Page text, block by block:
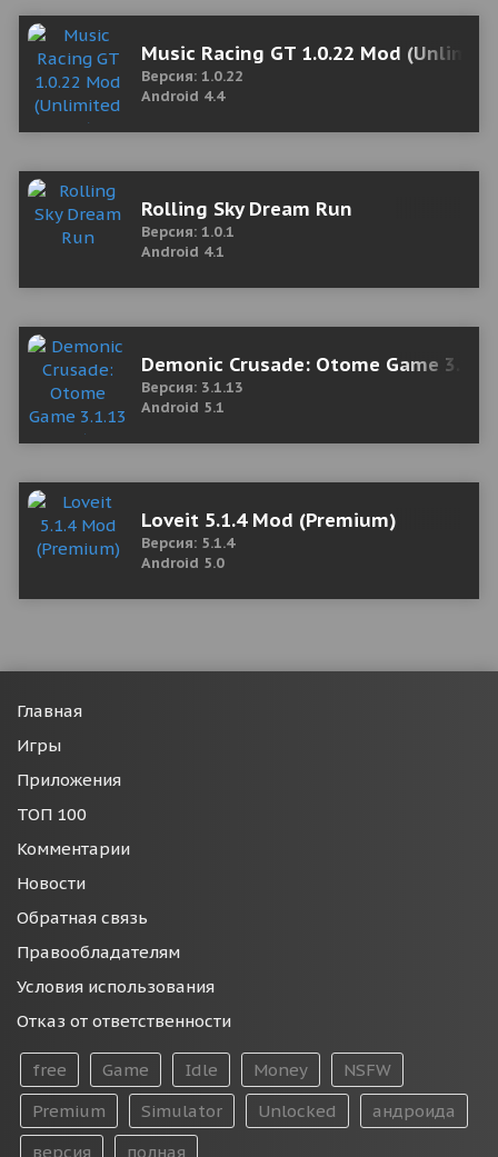
Music Racing GT 1.0.22 Mod
Версия: 1.0.22
Android 4.4
Rolling Sky Dream Run
Версия: 1.0.1
Android 4.1
Demonic Crusade: Otome Game
Версия: 3.1.13
Android 5.1
Loveit 5.1.4 Mod (Premium)
Версия: 5.1.4
Android 5.0
Главная
Игры
Приложения
ТОП 100
Комментарии
Новости
Обратная связь
Правообладателям
Условия использования
Отказ от ответственности
free Game Idle Money
NSFW
Premium
Simulator Unlocked
андроида
версия
полная